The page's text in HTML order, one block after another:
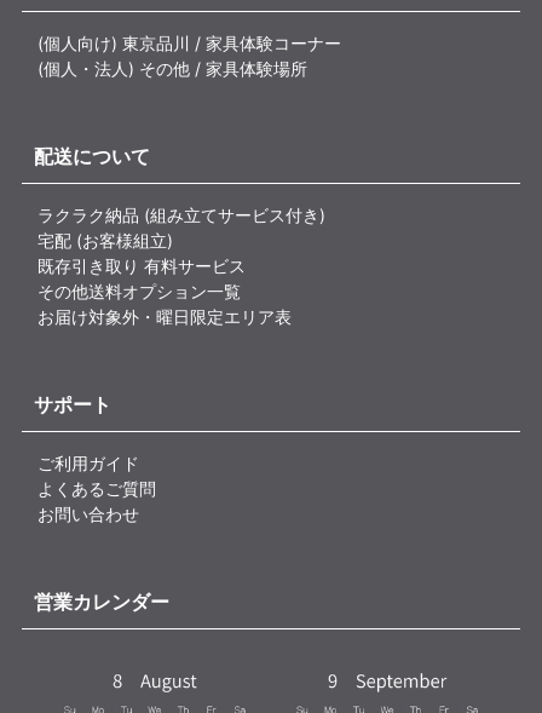
(個人向け) 東京品川 / 家具体験コーナー
(個人・法人) その他 / 家具体験場所
配送について
ラクラク納品 (組み立てサービス付き)
宅配 (お客様組立)
既存引き取り 有料サービス
その他送料オプション一覧
お届け対象外・曜日限定エリア表
サポート
ご利用ガイド
よくあるご質問
お問い合わせ
営業カレンダー